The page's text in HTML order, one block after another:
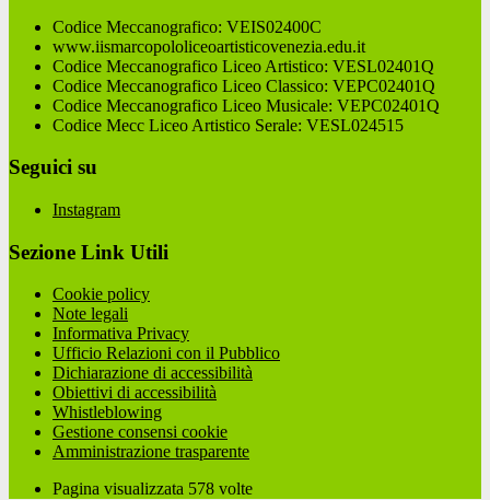
Codice Meccanografico: VEIS02400C
www.iismarcopololiceoartisticovenezia.edu.it
Codice Meccanografico Liceo Artistico: VESL02401Q
Codice Meccanografico Liceo Classico: VEPC02401Q
Codice Meccanografico Liceo Musicale: VEPC02401Q
Codice Mecc Liceo Artistico Serale: VESL024515
Seguici su
Instagram
Sezione Link Utili
Cookie policy
Note legali
Informativa Privacy
Ufficio Relazioni con il Pubblico
Dichiarazione di accessibilità
Obiettivi di accessibilità
Whistleblowing
Gestione consensi cookie
Amministrazione trasparente
Pagina visualizzata 578 volte